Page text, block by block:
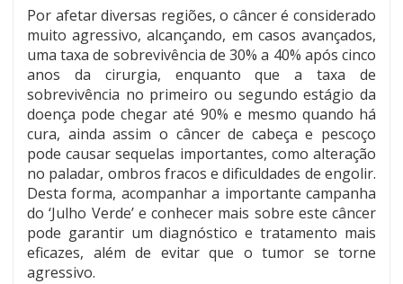
Por afetar diversas regiões, o câncer é considerado
muito agressivo, alcançando, em casos avançados,
uma taxa de sobrevivência de 30% a 40% após cinco
anos da cirurgia, enquanto que a taxa de
sobrevivência no primeiro ou segundo estágio da
doença pode chegar até 90% e mesmo quando há
cura, ainda assim o câncer de cabeça e pescoço
pode causar sequelas importantes, como alteração
no paladar, ombros fracos e dificuldades de engolir.
Desta forma, acompanhar a importante campanha
do ‘Julho Verde’ e conhecer mais sobre este câncer
pode garantir um diagnóstico e tratamento mais
eficazes, além de evitar que o tumor se torne
agressivo.